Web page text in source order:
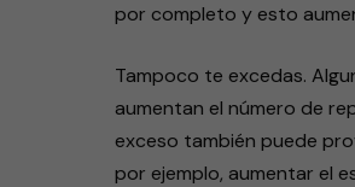
por completo y esto
Tampoco te excedas.
aumentan el número de
exceso también puede
por ejemplo, aumentar el